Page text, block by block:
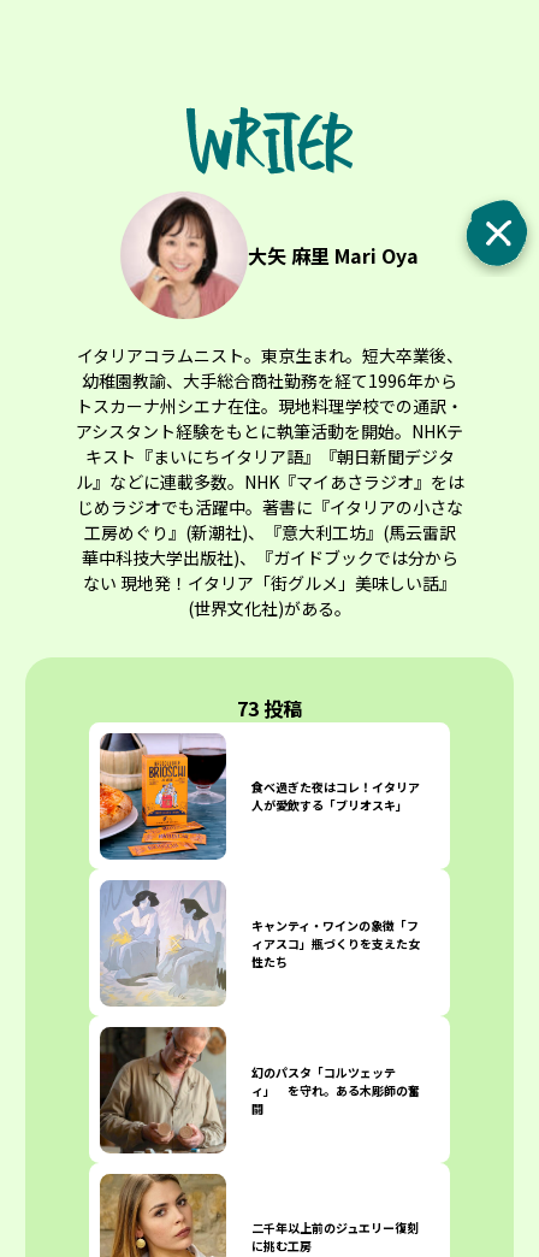
大矢 麻里 Mari Oya
イタリアコラムニスト。東京生まれ。短大卒業後、
幼稚園教諭、大手総合商社勤務を経て1996年から
トスカーナ州シエナ在住。現地料理学校での通訳・
アシスタント経験をもとに執筆活動を開始。NHKテ
キスト『まいにちイタリア語』『朝日新聞デジタ
ル』などに連載多数。NHK『マイあさラジオ』をは
じめラジオでも活躍中。著書に『イタリアの小さな
工房めぐり』(新潮社)、『意大利工坊』(馬云雷訳
華中科技大学出版社)、『ガイドブックでは分から
ない 現地発！イタリア「街グルメ」美味しい話』
(世界文化社)がある。
73 投稿
食べ過ぎた夜はコレ！イタリア
人が愛飲する「ブリオスキ」
キャンティ・ワインの象徴「フ
ィアスコ」瓶づくりを支えた女
性たち
幻のパスタ「コルツェッテ
ィ」 を守れ。ある木彫師の奮
闘
二千年以上前のジュエリー復刻
に挑む工房